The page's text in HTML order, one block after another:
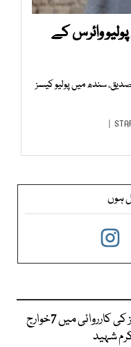
وائرس کے
سندھ میں پولیو کیسز
ہوں
ہنگو؛ سیکیورٹی فورسز کی کارروائی میں 7خوارج
شہید